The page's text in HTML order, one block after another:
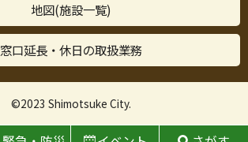
地図(施設一覧)
窓口延長・休日の取扱業務
©2023 Shimotsuke City.